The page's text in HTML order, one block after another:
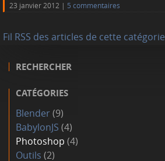
23 janvier 2012 5 commentaires
Fil RSS des articles de cette catégorie
RECHERCHER
CATÉGORIES
Blender(9)
BabylonJS (4)
Photoshop (4)
Outils (2)